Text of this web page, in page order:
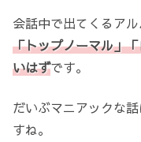
会話中で出てくるアル
「トップノーマル」
いはずです。
だいぶマニアックな
すね。